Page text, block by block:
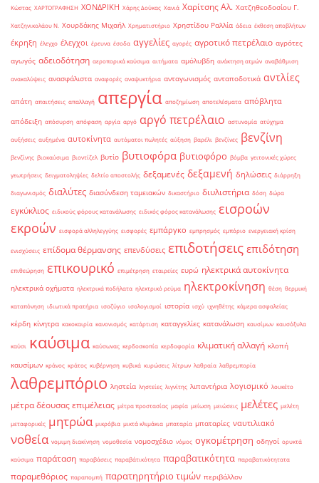
Κώστας ΧΑΡΤΟΓΡΑΦΗΣΗ ΧΟΝΔΡΙΚΗ Χάρης Δούκας Χανιά Χαρίτσης Αλ. Χατζηθεοδοσίου Γ.
Χατζηνικολάου Ν. Χουρδάκης Μιχαήλ Χρηματιστήριο Χρηστίδου Ραλλία άδεια έκθεση αποβλήτων
έκρηξη έλεγχο έλεγχοι έρευνα έσοδα αγγελίες αγορές αγροτικό πετρέλαιο αγρότες
αγωγός αδειοδότηση αεροπορικά καύσιμα αιτήματα αμόλυβδη ανάκτηση ατμών αναβάθμιση
ανακαλύψεις ανασφάλιστα αναφορές αναψυκτήρια ανταγωνισμός ανταποδοτικά αντλίες
απάτη απαιτήσεις απαλλαγή απεργία αποζημίωση αποτελέσματα απόβλητα
απόδειξη απόσυρση απόφαση αργία αργό αργό πετρέλαιο αστυνομία ατύχημα
αυξήσεις αυξημένα αυτοκίνητα αυτόματοι πωλητές αύξηση βαρέλι βενζίνες βενζίνη
βενζίνης βιοκαύσιμα βιοντίζελ βυτίο βυτιοφόρα βυτιοφόρο βόμβα γειτονικές χώρες
γεωτρήσεις δειγματοληψίες δελτίο αποστολής δεξαμενές δεξαμενή δηλώσεις διάρρηξη
διαγωνισμός διαλύτες διασύνδεση ταμειακών δικαστήριο διυλιστήρια δόση δώρα
εγκύκλιος ειδικούς φόρους κατανάλωσης ειδικός φόρος κατανάλωσης εισροών
εκροών εισφορά αλληλεγγύης εισφορές εμπάργκο εμπρησμός εμπόριο ενεργειακή κρίση
ενισχύσεις επίδομα θέρμανσης επενδύσεις επιδοτήσεις επιδότηση
επιθεώρηση επικουρικό επιμέτρηση εταιρείες ευρώ ηλεκτρικά αυτοκίνητα
ηλεκτρικά οχήματα ηλεκτρικά ποδήλατα ηλεκτρικό ρεύμα ηλεκτροκίνηση θέση θερμική
καταπόνηση ιδιωτικά πρατήρια ισοζύγιο ισολογισμοί ιστορία ισχύ ιχνηθέτης κάμερα ασφαλείας
κέρδη κίνητρα κακοκαιρία κανονισμός κατάρτιση καταγγελίες κατανάλωση καυσίμων καυσόξυλα
καύσι καύσιμα καύσωνας κερδοσκοπία κερδοφορία κλιματική αλλαγή κλοπή
καυσίμων κράνος κράτος κυβέρνηση κυβικά κυρώσεις λίτρων λαθραία λαθρεμπορία
λαθρεμπόριο ληστεία ληστείες λιγνίτης λιπαντήρια λογισμικό λουκέτο
μέτρα δέουσας επιμέλειας μέτρα προστασίας μαφία μείωση μειώσεις μελέτες μελέτη
μεταφορικές μητρώα μικρόβια μικτά κλιμάκια μπαταρία μπαταρίες ναυτιλιακό
νοθεία νομιμη διακίνηση νομοθεσία νομοσχέδιο νόμος ογκομέτρηση οδηγοί ορυκτά
καύσιμα παράταση παραβάσεις παραβάτικότητα παραβατικότητα παραβατικότητατα
παραμεθόριος παραπομπή παρατηρητήριο τιμών περιβάλλον